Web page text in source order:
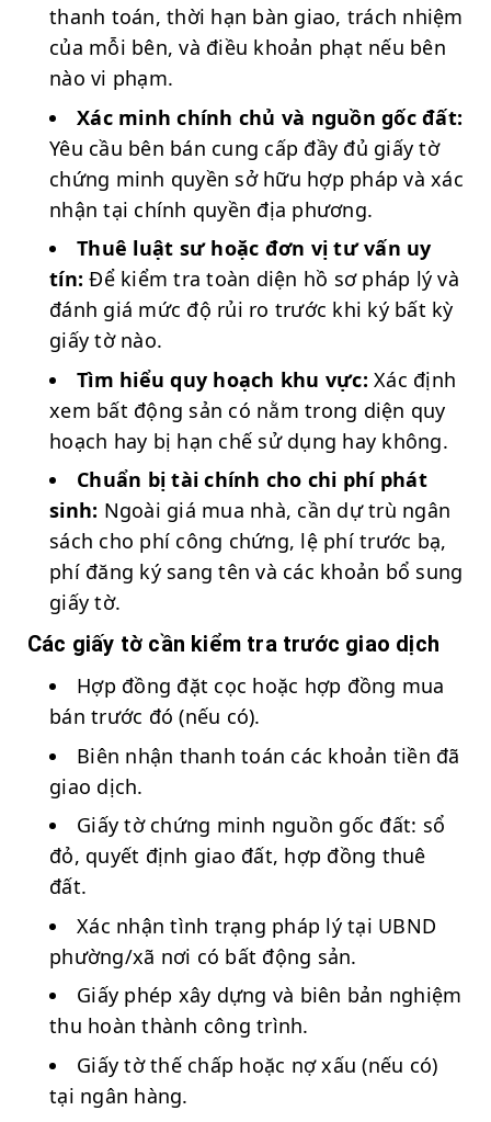
thanh toán, thời hạn bàn giao, trách nhiệm
của mỗi bên, và điều khoản phạt nếu bên
nào vi phạm.
Xác minh chính chủ và nguồn gốc đất:
Yêu cầu bên bán cung cấp đầy đủ giấy tờ
chứng minh quyền sở hữu hợp pháp và xác
nhận tại chính quyền địa phương.
Thuê luật sư hoặc đơn vị tư vấn uy
tín: Để kiểm tra toàn diện hồ sơ pháp lý và
đánh giá mức độ rủi ro trước khi ký bất kỳ
giấy tờ nào.
Tìm hiểu quy hoạch khu vực: Xác định
xem bất động sản có nằm trong diện quy
hoạch hay bị hạn chế sử dụng hay không.
Chuẩn bị tài chính cho chi phí phát
sinh: Ngoài giá mua nhà, cần dự trù ngân
sách cho phí công chứng, lệ phí trước bạ,
phí đăng ký sang tên và các khoản bổ sung
giấy tờ.
Các giấy tờ cần kiểm tra trước giao dịch
Hợp đồng đặt cọc hoặc hợp đồng mua
bán trước đó (nếu có).
Biên nhận thanh toán các khoản tiền đã
giao dịch.
Giấy tờ chứng minh nguồn gốc đất: sổ
đỏ, quyết định giao đất, hợp đồng thuê
đất.
Xác nhận tình trạng pháp lý tại UBND
phường/xã nơi có bất động sản.
Giấy phép xây dựng và biên bản nghiệm
thu hoàn thành công trình.
Giấy tờ thế chấp hoặc nợ xấu (nếu có)
tại ngân hàng.